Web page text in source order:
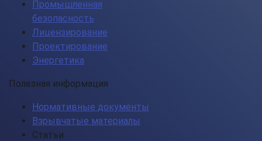
Промышленная
безопасность
Лицензирование
Проектирование
Энергетика
Полезная информация
Нормативные документы
Взрывчатые материалы
Статьи